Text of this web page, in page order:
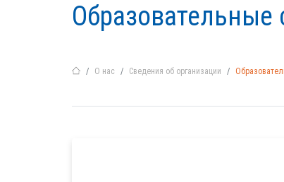
Образовательные
О нас Сведения об организации